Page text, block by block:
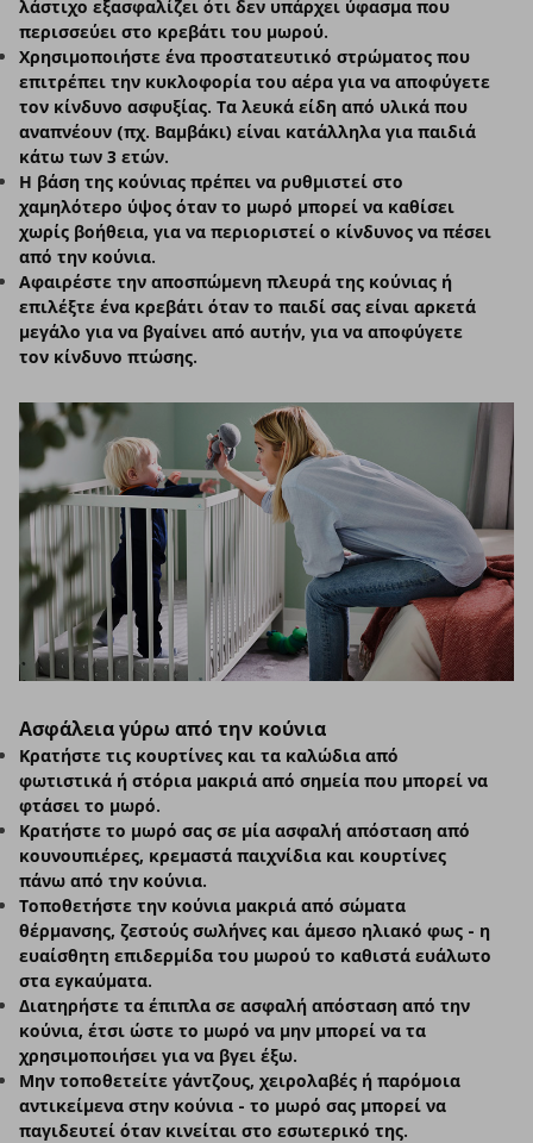
λάστιχο εξασφαλίζει ότι δεν υπάρχει ύφασμα που
περισσεύει στο κρεβάτι του μωρού.
Χρησιμοποιήστε ένα προστατευτικό στρώματος που
επιτρέπει την κυκλοφορία του αέρα για να αποφύγετε
τον κίνδυνο ασφυξίας. Τα λευκά είδη από υλικά που
αναπνέουν (πχ. Βαμβάκι) είναι κατάλληλα για παιδιά
κάτω των 3 ετών.
Η βάση της κούνιας πρέπει να ρυθμιστεί στο
χαμηλότερο ύψος όταν το μωρό μπορεί να καθίσει
χωρίς βοήθεια, για να περιοριστεί ο κίνδυνος να πέσει
από την κούνια.
Αφαιρέστε την αποσπώμενη πλευρά της κούνιας ή
επιλέξτε ένα κρεβάτι όταν το παιδί σας είναι αρκετά
μεγάλο για να βγαίνει από αυτήν, για να αποφύγετε
τον κίνδυνο πτώσης.
Ασφάλεια γύρω από την κούνια
Κρατήστε τις κουρτίνες και τα καλώδια από
φωτιστικά ή στόρια μακριά από σημεία που μπορεί να
φτάσει το μωρό.
Κρατήστε το μωρό σας σε μία ασφαλή απόσταση από
κουνουπιέρες, κρεμαστά παιχνίδια και κουρτίνες
πάνω από την κούνια.
Τοποθετήστε την κούνια μακριά από σώματα
θέρμανσης, ζεστούς σωλήνες και άμεσο ηλιακό φως - η
ευαίσθητη επιδερμίδα του μωρού το καθιστά ευάλωτο
στα εγκαύματα.
Διατηρήστε τα έπιπλα σε ασφαλή απόσταση από την
κούνια, έτσι ώστε το μωρό να μην μπορεί να τα
χρησιμοποιήσει για να βγει έξω.
Μην τοποθετείτε γάντζους, χειρολαβές ή παρόμοια
αντικείμενα στην κούνια - το μωρό σας μπορεί να
παγιδευτεί όταν κινείται στο εσωτερικό της.